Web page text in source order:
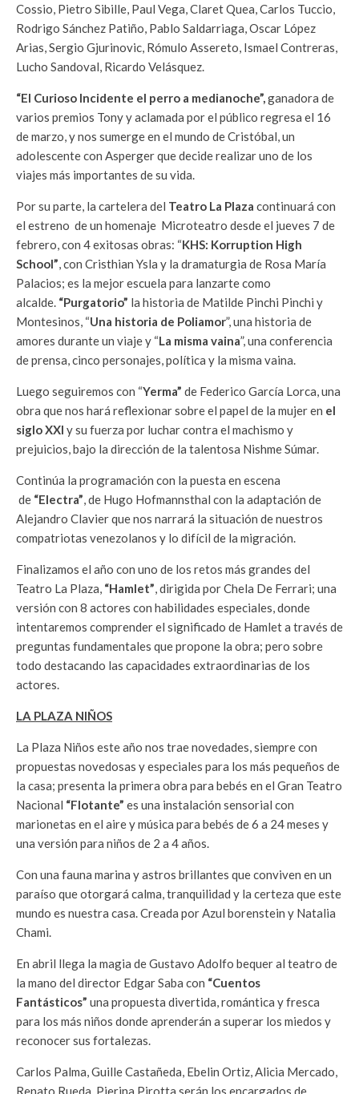
Cossio, Pietro Sibille, Paul Vega, Claret Quea, Carlos Tuccio,
Rodrigo Sánchez Patiño, Pablo Saldarriaga, Oscar López
Arias, Sergio Gjurinovic, Rómulo Assereto, Ismael Contreras,
Lucho Sandoval, Ricardo Velásquez.
“El Curioso Incidente el perro a medianoche”,ganadora de
varios premios Tony y aclamada por el público regresa el 16
de marzo, y nos sumerge en el mundo de Cristóbal, un
adolescente con Asperger que decide realizar uno de los
viajes más importantes de su vida.
Por su parte, la cartelera del Teatro La Plaza continuará con
el estreno de un homenaje Microteatro desde el jueves 7 de
febrero, con 4 exitosas obras: “KHS: Korruption High
School”, con Cristhian Ysla y la dramaturgia de Rosa María
Palacios; es la mejor escuela para lanzarte como
alcalde. “Purgatorio” la historia de Matilde Pinchi Pinchi y
Montesinos, “Una historia de Poliamor”, una historia de
amores durante un viaje y “La misma vaina”, una conferencia
de prensa, cinco personajes, política y la misma vaina.
Luego seguiremos con “Yerma” de Federico García Lorca, una
obra que nos hará reflexionar sobre el papel de la mujer en el
siglo XXI y su fuerza por luchar contra el machismo y
prejuicios, bajo la dirección de la talentosa Nishme Súmar.
Continúa la programación con la puesta en escena
de “Electra”, de Hugo Hofmannsthal con la adaptación de
Alejandro Clavier que nos narrará la situación de nuestros
compatriotas venezolanos y lo difícil de la migración.
Finalizamos el año con uno de los retos más grandes del
Teatro La Plaza, “Hamlet”, dirigida por Chela De Ferrari; una
versión con 8 actores con habilidades especiales, donde
intentaremos comprender el significado de Hamlet a través de
preguntas fundamentales que propone la obra; pero sobre
todo destacando las capacidades extraordinarias de los
actores.
LA PLAZA NIÑOS
La Plaza Niños este año nos trae novedades, siempre con
propuestas novedosas y especiales para los más pequeños de
la casa; presenta la primera obra para bebés en el Gran Teatro
Nacional “Flotante” es una instalación sensorial con
marionetas en el aire y música para bebés de 6 a 24 meses y
una versión para niños de 2 a 4 años.
Con una fauna marina y astros brillantes que conviven en un
paraíso que otorgará calma, tranquilidad y la certeza que este
mundo es nuestra casa. Creada por Azul borenstein y Natalia
Chami.
En abril llega la magia de Gustavo Adolfo bequer al teatro de
la mano del director Edgar Saba con “Cuentos
Fantásticos” una propuesta divertida, romántica y fresca
para los más niños donde aprenderán a superar los miedos y
reconocer sus fortalezas.
Carlos Palma, Guille Castañeda, Ebelin Ortiz, Alicia Mercado,
Renato Rueda, Pierina Pirotta serán los encargados de